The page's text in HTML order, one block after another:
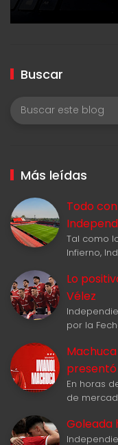
Buscar
Más leídas
Todo
Tal como
Infierno,
Lo
Vélez
por la
En horas
de
Goleada